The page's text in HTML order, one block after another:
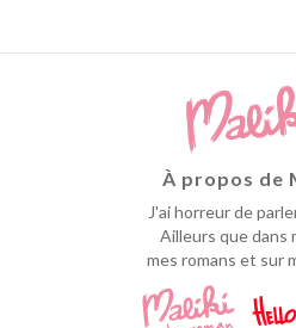
À propos de
J'ai horreur de
Ailleurs que dans
mes romans et sur